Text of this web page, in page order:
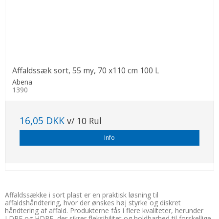
Affaldssæk sort, 55 my, 70 x110 cm 100 L
Abena
1390
16,05 DKK v/ 10 Rul
Info
Affaldssække i sort plast er en praktisk løsning til
affaldshåndtering, hvor der ønskes høj styrke og diskret
håndtering af affald. Produkterne fås i flere kvaliteter, herunder